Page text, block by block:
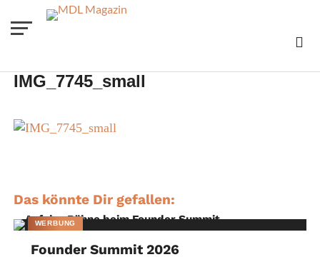
IMG_7745_small
Das könnte Dir gefallen:
WERBUNG
Founder Summit 2026